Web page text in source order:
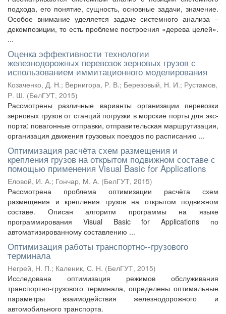
подхода, его понятие, сущность, основные задачи, значение.
Особое внимание уделяется задаче системного анализа –
декомпозиции, то есть проблеме построения «дерева целей».
...
Оценка эффективности технологии
железнодорожных перевозок зерновых грузов с
использованием иммитационного моделирования
Козаченко, Д. Н.; Вернигора, Р. В.; Березовый, Н. И.; Рустамов,
Р. Ш. (БелГУТ, 2015)
Рассмотрены различные варианты организации перевозки
зерновых грузов от станций погрузки в морские порты для экс-
порта: повагонные отправки, отправительская маршрутизация,
организация движения грузовых поездов по расписанию ...
Оптимизация расчёта схем размещения и
крепления грузов на открытом подвижном составе с
помощью применения Visual Basic for Applications
Еловой, И. А.; Гончар, М. А. (БелГУТ, 2015)
Рассмотрена проблема оптимизации расчёта схем
размещения и крепления грузов на открытом подвижном
составе. Описан алгоритм программы на языке
программирования Visual Basic for Applications по
автоматизированному составлению ...
Оптимизация работы транспортно--грузового
терминала
Негрей, Н. П.; Каленик, С. Н. (БелГУТ, 2015)
Исследована оптимизация режимов обслуживания
транспортно-грузового терминала, определены оптимальные
параметры взаимодействия железнодорожного и
автомобильного транспорта.